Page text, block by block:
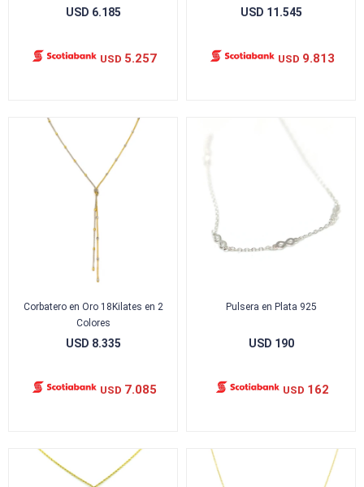
USD 6.185
USD 5.257
USD 11.545
USD 9.813
Corbatero en Oro 18Kilates en 2
Colores
USD 8.335
USD 7.085
Pulsera en Plata 925
USD 190
USD 162